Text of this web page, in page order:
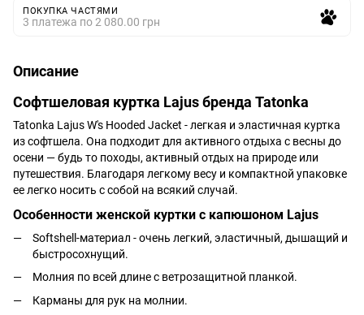
ПОКУПКА ЧАСТЯМИ
3 платежа по 2 080.00 грн
Описание
Софтшеловая куртка Lajus бренда Tatonka
Tatonka Lajus W's Hooded Jacket - легкая и эластичная куртка
из софтшела. Она подходит для активного отдыха с весны до
осени — будь то походы, активный отдых на природе или
путешествия. Благодаря легкому весу и компактной упаковке
ее легко носить с собой на всякий случай.
Особенности женской куртки с капюшоном Lajus
Softshell-материал - очень легкий, эластичный, дышащий и
быстросохнущий.
Молния по всей длине с ветрозащитной планкой.
Карманы для рук на молнии.